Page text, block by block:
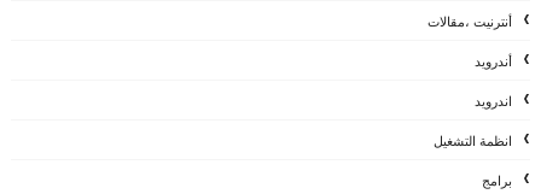
أنترنيت ،مقالات
أندرويد
اندرويد
انظمة التشغيل
برامج